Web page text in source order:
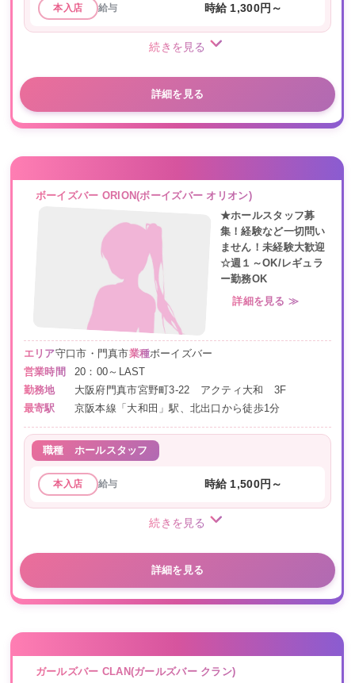
本入店 給与 時給 1,300円～
続きを見る
詳細を見る
ボーイズバー ORION(ボーイズバー オリオン)
★ホールスタッフ募
集！経験など一切問い
ません！未経験大歓迎
☆週１～OK/レギュラ
ー勤務OK
詳細を見る ≫
エリア守口市・門真市業種ボーイズバー
営業時間
20：00～LAST
勤務地
大阪府門真市宮野町3-22 アクティ大和 3F
最寄駅
京阪本線「大和田」駅、北出口から徒歩1分
職種 ホールスタッフ
本入店 給与 時給 1,500円～
続きを見る
詳細を見る
ガールズバー CLAN(ガールズバー クラン)